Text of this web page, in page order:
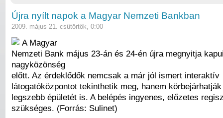
Újra nyílt napok a Magyar Nemzeti Bankban
2009. május 21. csütörtök, 0:00
A Magyar
Nemzeti Bank május 23-án és 24-én újra megnyitja
nagyközönség
előtt. Az érdeklődők nemcsak a már jól ismert interaktív
látogatóközpontot tekinthetik meg, hanem
legszebb épületét is. A belépés ingyenes, előzetes
szükséges. (Forrás: Sulinet)